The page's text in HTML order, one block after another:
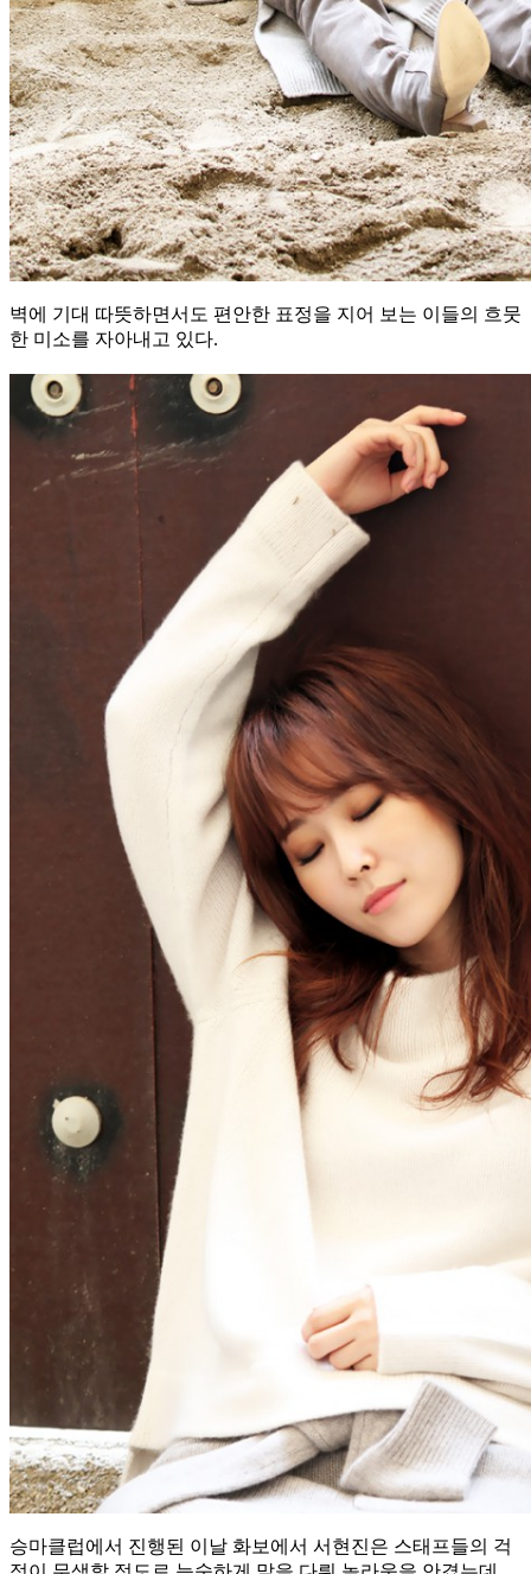
벽에 기대 따뜻하면서도 편안한 표정을 지어 보는 이들의 흐뭇
한 미소를 자아내고 있다.
승마클럽에서 진행된 이날 화보에서 서현진은 스태프들의 걱